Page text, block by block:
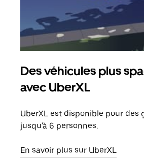
Des véhicules plus
avec UberXL
UberXL est disponible pour des
jusqu'à 6 personnes.
En savoir plus sur UberXL